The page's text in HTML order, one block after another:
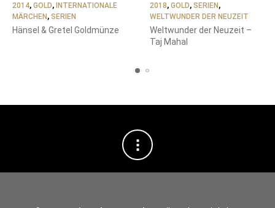
2014, GOLD, INTERNATIONALE
MÄRCHEN, SERIEN
Hänsel & Gretel Goldmünze
2018, GOLD, SERIEN,
WELTWUNDER DER NEUZEIT
Weltwunder der Neuzeit –
Taj Mahal